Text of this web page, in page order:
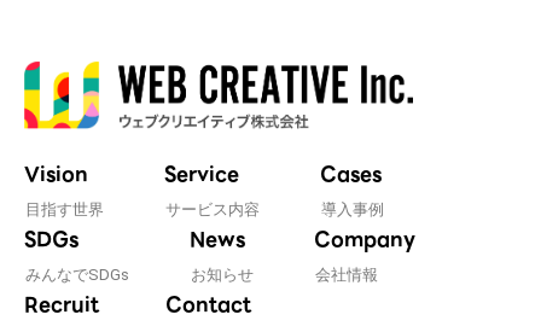
Vision
目指す世界
Service
サービス内容
Cases
導入事例
SDGs
みんなでSDGs
News
お知らせ
Company
会社情報
Recruit Contact